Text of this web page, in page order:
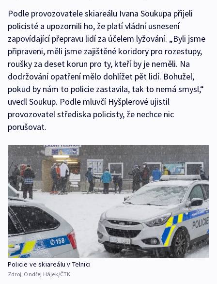
Podle provozovatele skiareálu Ivana Soukupa přijeli
policisté a upozornili ho, že platí vládní usnesení
zapovídající přepravu lidí za účelem lyžování. „Byli jsme
připraveni, měli jsme zajištěné koridory pro rozestupy,
roušky za deset korun pro ty, kteří by je neměli. Na
dodržování opatření mělo dohlížet pět lidí. Bohužel,
pokud by nám to policie zastavila, tak to nemá smysl,“
uvedl Soukup. Podle mluvčí Hyšplerové ujistil
provozovatel střediska policisty, že nechce nic
porušovat.
Policie ve skiareálu v Telnici
Zdroj: Ondřej Hájek/ČTK